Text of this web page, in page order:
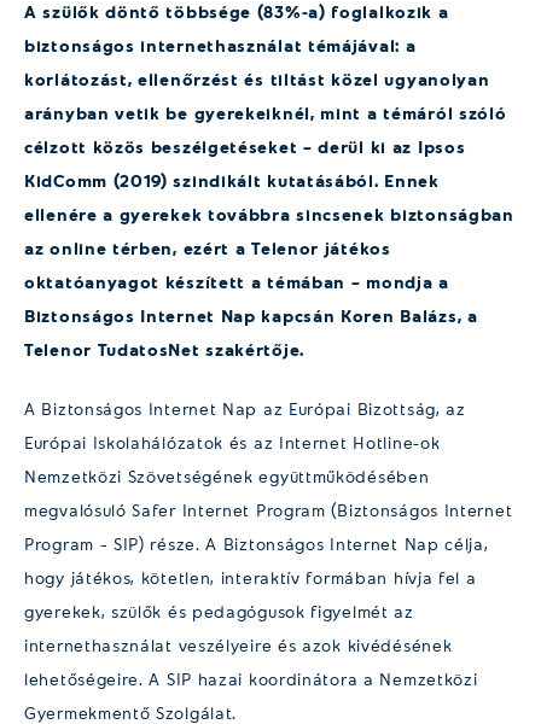
A szülők döntő többsége (83%-a) foglalkozik a
biztonságos internethasználat témájával: a
korlátozást, ellenőrzést és tiltást közel ugyanolyan
arányban vetik be gyerekeiknél, mint a témáról szóló
célzott közös beszélgetéseket – derül ki az Ipsos
KidComm (2019) szindikált kutatásából. Ennek
ellenére a gyerekek továbbra sincsenek biztonságban
az online térben, ezért a Telenor játékos
oktatóanyagot készített a témában – mondja a
Biztonságos Internet Nap kapcsán Koren Balázs, a
Telenor TudatosNet szakértője.
A Biztonságos Internet Nap az Európai Bizottság, az
Európai Iskolahálózatok és az Internet Hotline-ok
Nemzetközi Szövetségének együttműködésében
megvalósuló Safer Internet Program (Biztonságos Internet
Program – SIP) része. A Biztonságos Internet Nap célja,
hogy játékos, kötetlen, interaktív formában hívja fel a
gyerekek, szülők és pedagógusok figyelmét az
internethasználat veszélyeire és azok kivédésének
lehetőségeire. A SIP hazai koordinátora a Nemzetközi
Gyermekmentő Szolgálat.